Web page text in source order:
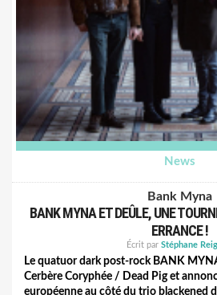
News
Bank Myna
BANK MYNA ET DEÛLE, UNE
ERRANCE !
Écrit par Stéphane
Le quatuor dark post-rock BANK
Cerbère Coryphée / Dead Pig et
européenne au côté du trio blackened